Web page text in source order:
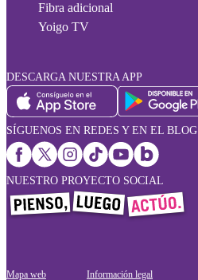
Fibra adicional
Yoigo TV
DESCARGA NUESTRA APP
SÍGUENOS EN REDES Y EN EL BLOG
NUESTRO PROYECTO SOCIAL
Mapa web Información legal